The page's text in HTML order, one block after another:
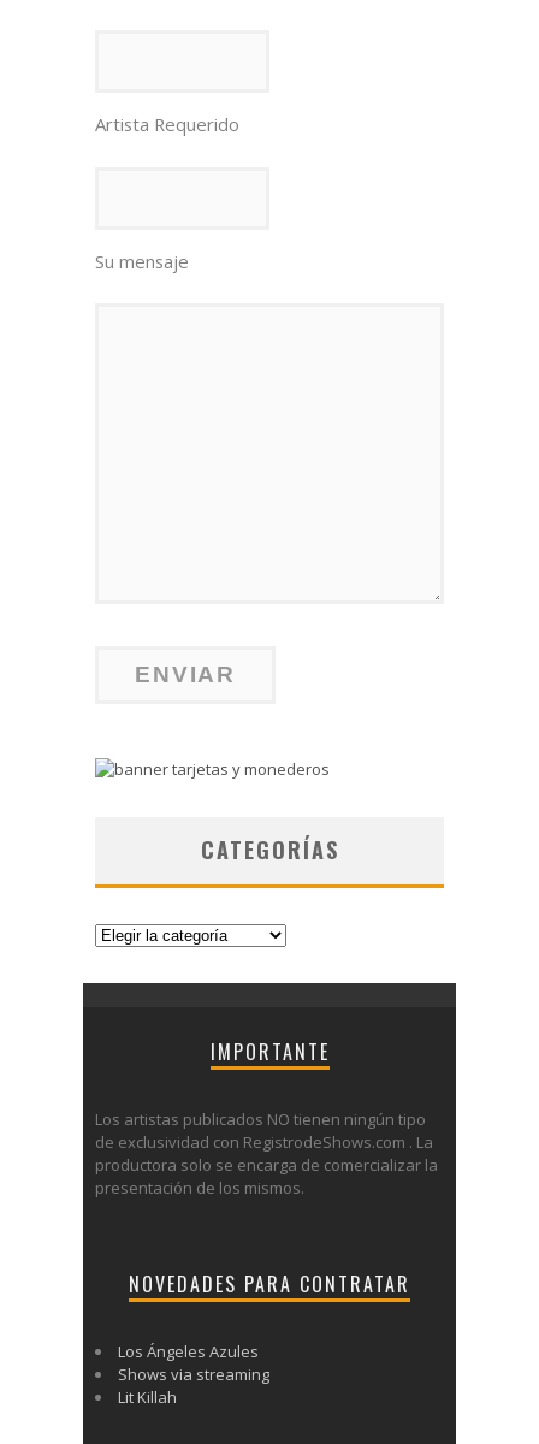
Artista Requerido
Su mensaje
CATEGORÍAS
Categorías
IMPORTANTE
Los artistas publicados NO tienen ningún tipo
de exclusividad con RegistrodeShows.com . La
productora solo se encarga de comercializar la
presentación de los mismos.
NOVEDADES PARA CONTRATAR
Los Ángeles Azules
Shows via streaming
Lit Killah